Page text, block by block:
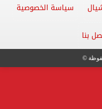
سياسة الخصوصية
بنا
©